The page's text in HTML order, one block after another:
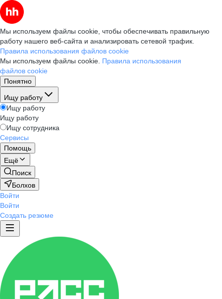
Мы используем файлы cookie, чтобы обеспечивать правильную
работу нашего веб-сайта и анализировать сетевой трафик.
Правила использования файлов cookie
Мы используем файлы cookie. Правила использования
файлов cookie
Понятно
Ищу работу
Ищу работу
Ищу работу
Ищу сотрудника
Сервисы
Помощь
Ещё
Поиск
Болхов
Войти
Войти
Создать резюме